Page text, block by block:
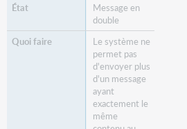
Message en
double
Le système ne
permet pas
d'envoyer plus
d'un message
ayant
exactement le
même